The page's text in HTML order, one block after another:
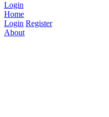
Login
Home
Login Register
About